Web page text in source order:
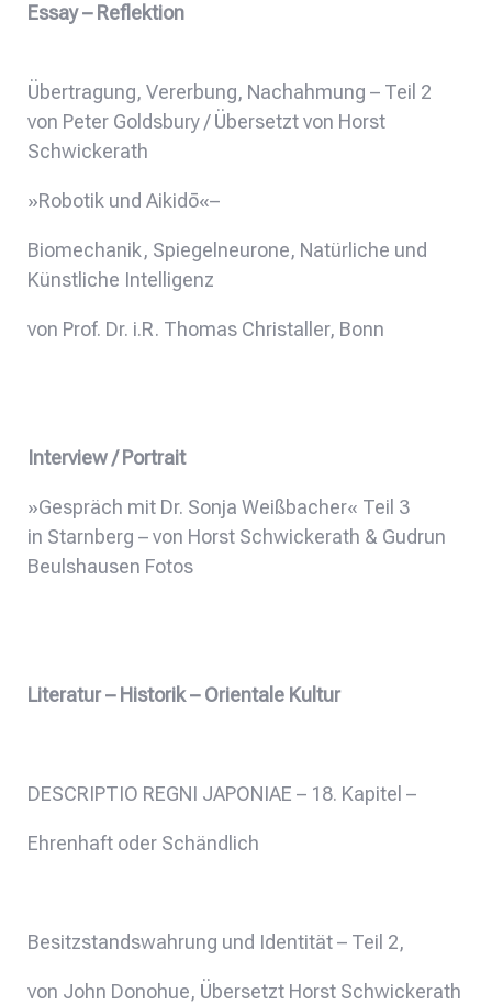
Essay – Reflektion
Übertragung, Vererbung, Nachahmung – Teil 2
von Peter Goldsbury / Übersetzt von Horst
Schwickerath
»Robotik und Aikidō«–
Biomechanik, Spiegelneurone, Natürliche und
Künstliche Intelligenz
von Prof. Dr. i.R. Thomas Christaller, Bonn
Interview / Portrait
»Gespräch mit Dr. Sonja Weißbacher« Teil 3
in Starnberg – von Horst Schwickerath & Gudrun
Beulshausen Fotos
Literatur – Historik – Orientale Kultur
DESCRIPTIO REGNI JAPONIAE – 18. Kapitel –
Ehrenhaft oder Schändlich
Besitzstandswahrung und Identität – Teil 2,
von John Donohue, Übersetzt Horst Schwickerath